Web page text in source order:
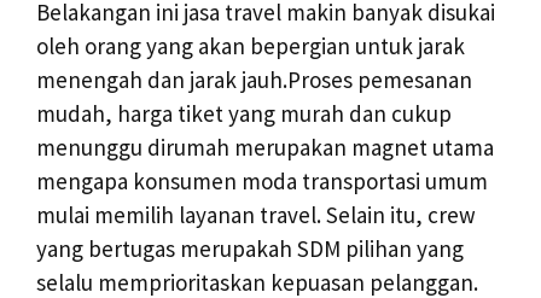
Belakangan ini jasa travel makin banyak disukai
oleh orang yang akan bepergian untuk jarak
menengah dan jarak jauh.Proses pemesanan
mudah, harga tiket yang murah dan cukup
menunggu dirumah merupakan magnet utama
mengapa konsumen moda transportasi umum
mulai memilih layanan travel. Selain itu, crew
yang bertugas merupakah SDM pilihan yang
selalu memprioritaskan kepuasan pelanggan.